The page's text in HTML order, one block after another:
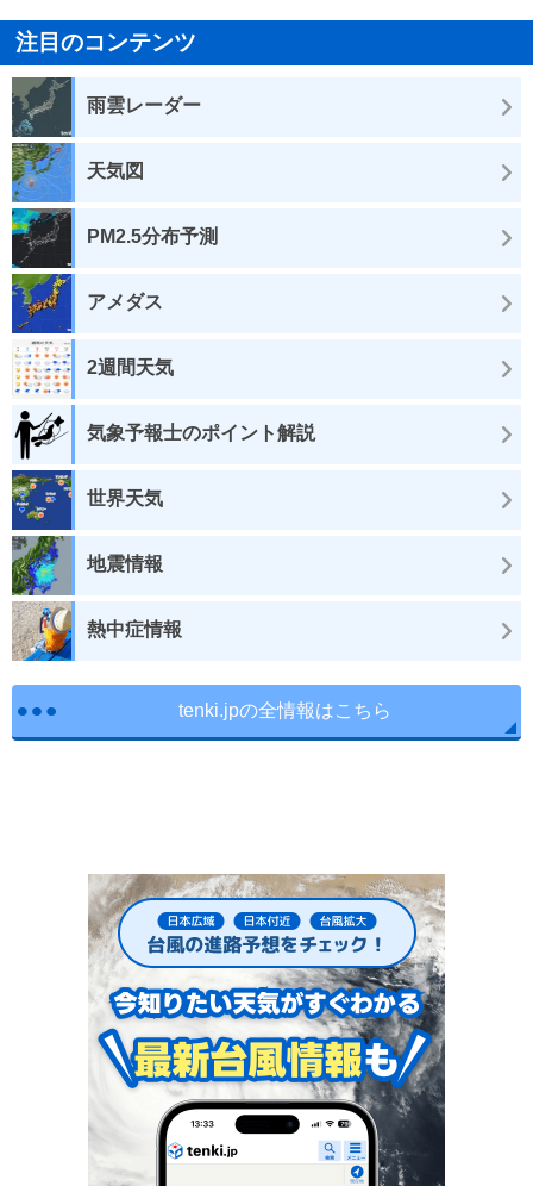
注目のコンテンツ
雨雲レーダー
天気図
PM2.5分布予測
アメダス
2週間天気
気象予報士のポイント解説
世界天気
地震情報
熱中症情報
tenki.jpの全情報はこちら